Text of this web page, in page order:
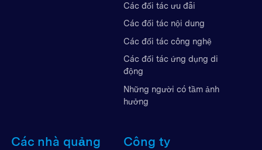
Các đối tác ưu đãi
Các đối tác nội dung
Các đối tác công nghệ
Các đối tác ứng dụng di
động
Những người có tầm ảnh
hưởng
Các nhà quảng
Công ty